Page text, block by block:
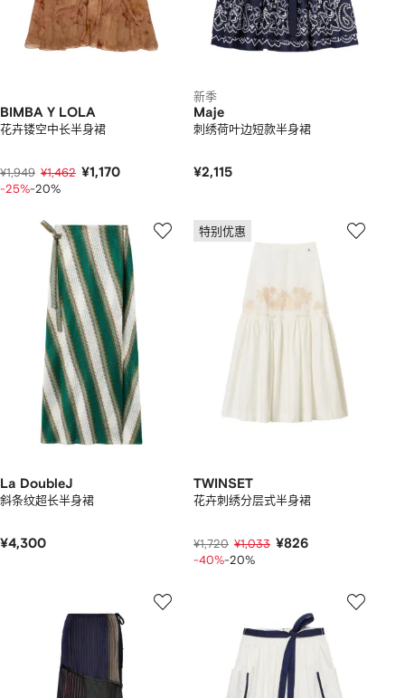
BIMBA Y LOLA
花卉镂空中长半身裙
¥1,949 ¥1,462 ¥1,170
-25%-20%
新季
Maje
刺绣荷叶边短款半身裙
¥2,115
La DoubleJ
斜条纹超长半身裙
¥4,300
特别优惠
TWINSET
花卉刺绣分层式半身裙
¥1,720 ¥1,033 ¥826
-40%-20%